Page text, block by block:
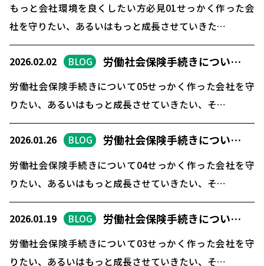
もっと会社環境を良くしたい方必見01せっかく作った会
社を守りたい、あるいはもっと成長させていきた…
2026.02.02 BLOG 労働社会保険手続きについ…
労働社会保険手続きについて05せっかく作った会社を守
りたい、あるいはもっと成長させていきたい、そ…
2026.01.26 BLOG 労働社会保険手続きについ…
労働社会保険手続きについて04せっかく作った会社を守
りたい、あるいはもっと成長させていきたい、そ…
2026.01.19 BLOG 労働社会保険手続きについ…
労働社会保険手続きについて03せっかく作った会社を守
りたい、あるいはもっと成長させていきたい、そ…